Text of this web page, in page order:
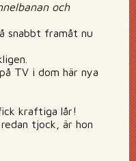
och
snabbt framåt nu
TV i dom här nya
kraftiga lår!
tjock, är hon